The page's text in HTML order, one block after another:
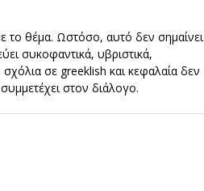
το θέμα. Ωστόσο, αυτό δεν σημαίνει
συκοφαντικά, υβριστικά,
σε greeklish και κεφαλαία δεν
στον διάλογο.